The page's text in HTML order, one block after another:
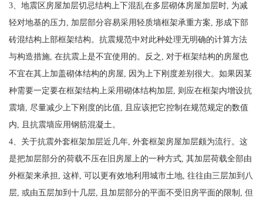
3、地震区房屋加层切忌结构上下混乱在多层砌体房屋加层时, 为减
轻对地基的压力, 加层部分容易采用轻质墙框架承重方案, 形成下部
砖混结构上部框架结构。抗震规范中对此种处理无明确的计算方法
与构造措施, 在抗震上是不宜使用的。反之, 对于框架结构的房屋也
不宜在其上加盖砌体结构的房屋, 因为上下刚度差别很大。如果因某
种需要一定要在框架结构上采用砌体结构加层, 则应在框架内增设抗
震墙, 尽量减少上下刚度的比值, 且应该把它控制在规范规定的数值
内, 且抗震墙应用钢筋混凝土。
4、关于抗震外套框架加层近几年, 外套框架房屋加层颇为流行。这
是把加层部分的荷载不压在旧房屋上的一种方式, 其加层荷载全部由
外框架来承担, 这样, 可以更有效地利用城市土地, 往往由三层加到八
层, 或由五层加到十几层, 且加层部分的平面不受旧房平面的限制, 但